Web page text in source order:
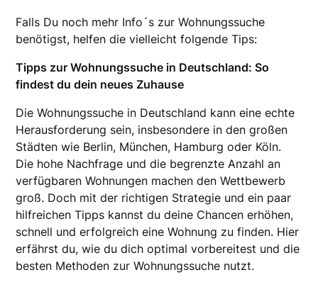
Falls Du noch mehr Info´s zur Wohnungssuche
benötigst, helfen die vielleicht folgende Tips:
Tipps zur Wohnungssuche in Deutschland: So
findest du dein neues Zuhause
Die Wohnungssuche in Deutschland kann eine echte
Herausforderung sein, insbesondere in den großen
Städten wie Berlin, München, Hamburg oder Köln.
Die hohe Nachfrage und die begrenzte Anzahl an
verfügbaren Wohnungen machen den Wettbewerb
groß. Doch mit der richtigen Strategie und ein paar
hilfreichen Tipps kannst du deine Chancen erhöhen,
schnell und erfolgreich eine Wohnung zu finden. Hier
erfährst du, wie du dich optimal vorbereitest und die
besten Methoden zur Wohnungssuche nutzt.